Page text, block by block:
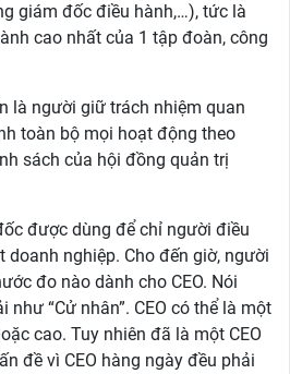
giám đốc điều hành,…), tức là
cao nhất của 1 tập đoàn, công
là người giữ trách nhiệm quan
toàn bộ mọi hoạt động theo
sách của hội đồng quản trị
được dùng để chỉ người điều
doanh nghiệp. Cho đến giờ, người
đo nào dành cho CEO. Nói
như “Cử nhân”. CEO có thể là một
cao. Tuy nhiên đã là một CEO
đề vì CEO hàng ngày đều phải